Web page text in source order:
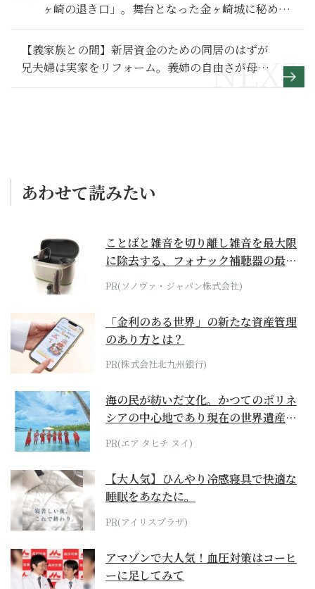
ヶ崎の退き口」。舞台となった金ヶ崎城に秘めら
れた歴史があった
【義家族との間】新居資金のための同居のはずが
兄夫婦は実家をリフォーム。義姉の自由さが母親
を追いつめる～その２～
あわせて読みたい
ことばと雑音を切り離し雑音を最大限
に除去する、フォナック補聴器の最上
位モデル
PR(ソノヴァ・ジャパン株式会社)
「金利のある世界」の新たな資産管理
のあり方とは？
PR(株式会社北九州銀行)
海の民が紡いだ文化。かつてのポリネ
シアの中心地であり現在の世界遺産か
らみえてくる...
PR(エア タヒチ ヌイ)
【大人気】ひんやり冷感寝具で快適な
睡眠をあなたに。
PR(アイリスプラザ)
アマゾンで大人気！血圧対策はコーヒ
ーに足してみて